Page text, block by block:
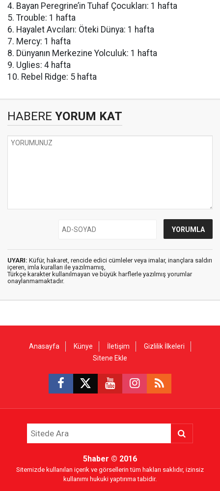
4. Bayan Peregrine’in Tuhaf Çocukları: 1 hafta
5. Trouble: 1 hafta
6. Hayalet Avcıları: Öteki Dünya: 1 hafta
7. Mercy: 1 hafta
8. Dünyanın Merkezine Yolculuk: 1 hafta
9. Uglies: 4 hafta
10. Rebel Ridge: 5 hafta
HABERE YORUM KAT
UYARI: Küfür, hakaret, rencide edici cümleler veya imalar, inançlara saldırı
içeren, imla kuralları ile yazılmamış,
Türkçe karakter kullanılmayan ve büyük harflerle yazılmış yorumlar
onaylanmamaktadır.
Anasayfa Künye İletişim
Gizlilik İlkeleri
Sitene Ekle
5haber © 2016
Sitemizde kullanılan içerik ve görsellerin tüm hakları saklıdır, izinsiz
kullanımı hukuki yaptırıma tabidir.